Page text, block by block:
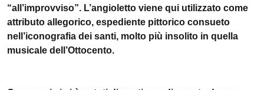
“all’improvviso”. L’angioletto viene qui utilizzato come
attributo allegorico, espediente pittorico consueto
nell’iconografia dei santi, molto più insolito in quella
musicale dell’Ottocento.